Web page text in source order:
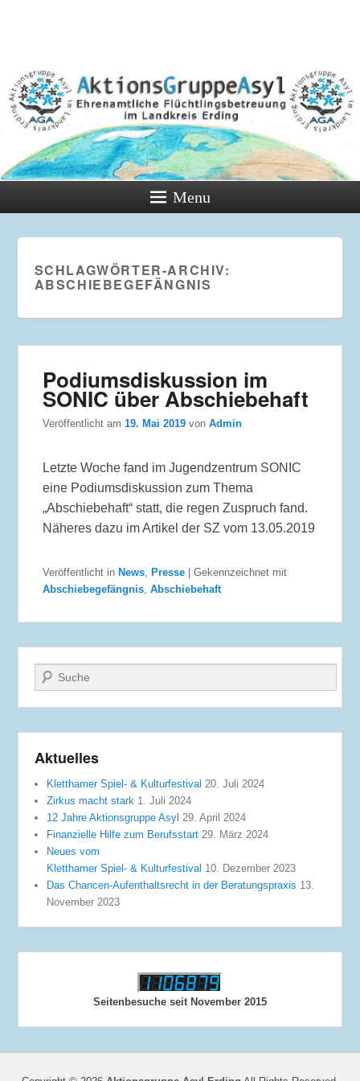
Menu
SCHLAGWÖRTER-ARCHIV:
ABSCHIEBEGEFÄNGNIS
Podiumsdiskussion im
SONIC über Abschiebehaft
Veröffentlicht am19. Mai 2019 vonAdmin
Letzte Woche fand im Jugendzentrum SONIC
eine Podiumsdiskussion zum Thema
„Abschiebehaft“ statt, die regen Zuspruch fand.
Näheres dazu im Artikel der SZ vom 13.05.2019
Veröffentlicht in News Presse |Gekennzeichnet mit
Abschiebegefängnis ,Abschiebehaft
Suche
Aktuelles
Kletthamer Spiel- & Kulturfestival 20. Juli 2024
Zirkus macht stark 1. Juli 2024
12 Jahre Aktionsgruppe Asyl 29. April 2024
Finanzielle Hilfe zum Berufsstart 29. März 2024
Neues vom
Kletthamer Spiel- & Kulturfestival 10. Dezember 2023
Das Chancen-Aufenthaltsrecht in der Beratungspraxis 13.
November 2023
Seitenbesuche seit November 2015